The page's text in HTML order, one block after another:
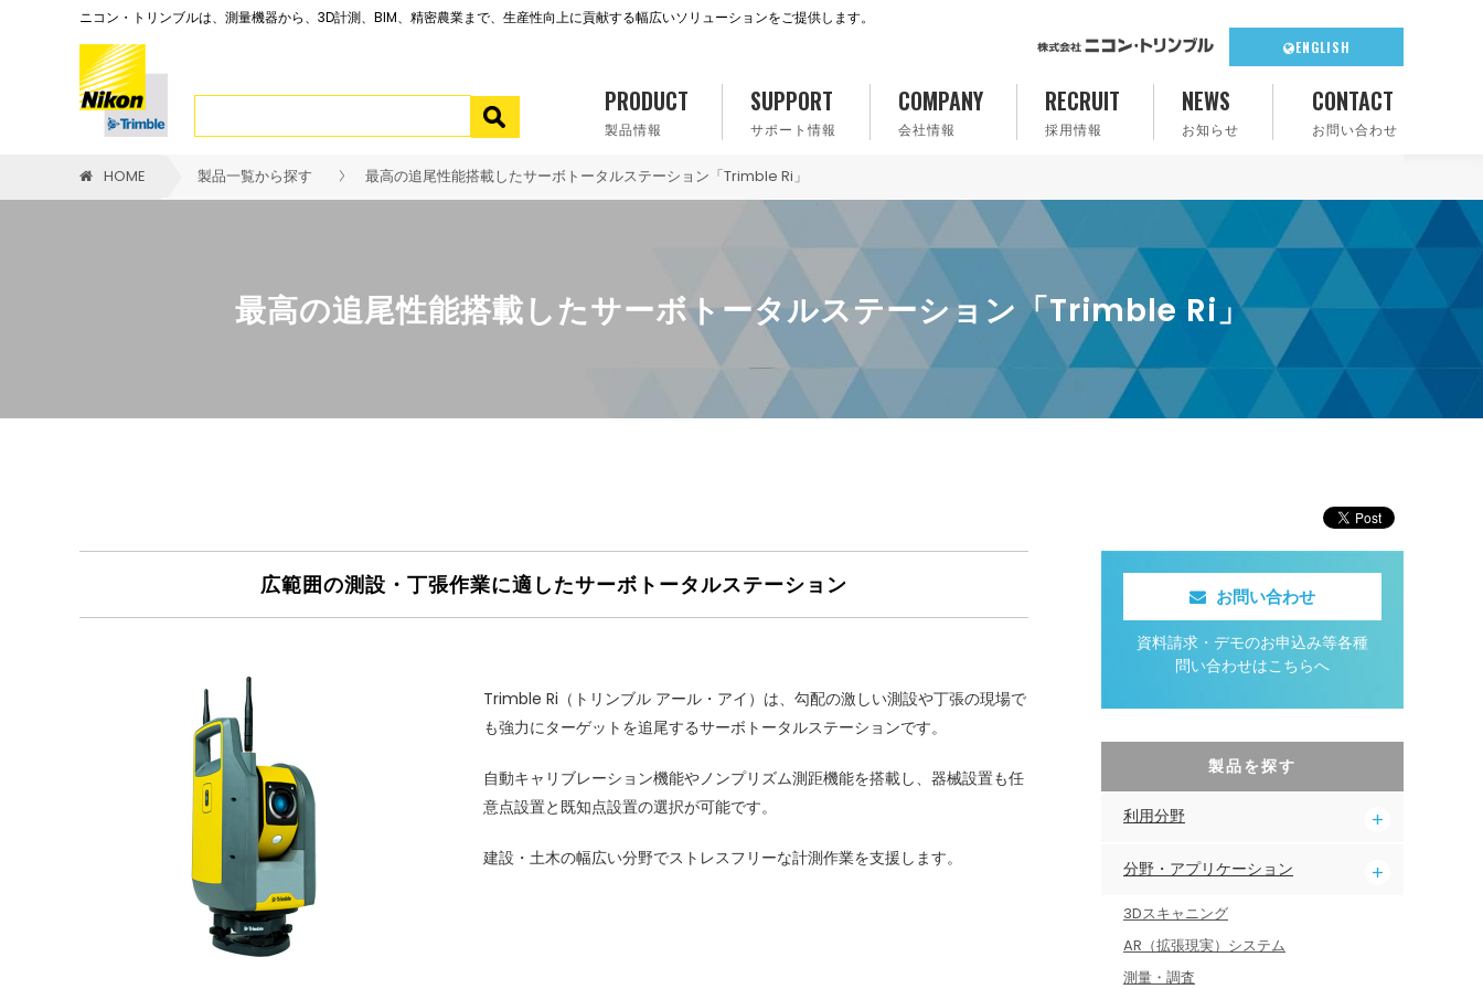
ニコン・トリンブルは、測量機器から、3D計測、BIM、精密農業まで、生産性向上に貢献する幅広いソリューションをご提供します。
ENGLISH
PRODUCT
製品情報
SUPPORT
サポート情報
COMPANY
会社情報
RECRUIT
採用情報
NEWS
お知らせ
CONTACT
お問い合わせ
HOME 製品一覧から探す 最高の追尾性能搭載したサーボトータルステーション「Trimble Ri」
最高の追尾性能搭載したサーボトータルステーション「Trimble Ri」
広範囲の測設・丁張作業に適したサーボトータルステーション
Trimble Ri（トリンブル アール・アイ）は、勾配の激しい測設や丁張の現場で
も強力にターゲットを追尾するサーボトータルステーションです。
自動キャリブレーション機能やノンプリズム測距機能を搭載し、器械設置も任
意点設置と既知点設置の選択が可能です。
建設・土木の幅広い分野でストレスフリーな計測作業を支援します。
お問い合わせ
資料請求・デモのお申込み等各種
問い合わせはこちらへ
製品を探す
利用分野
分野・アプリケーション
3Dスキャニング
AR（拡張現実）システム
測量・調査